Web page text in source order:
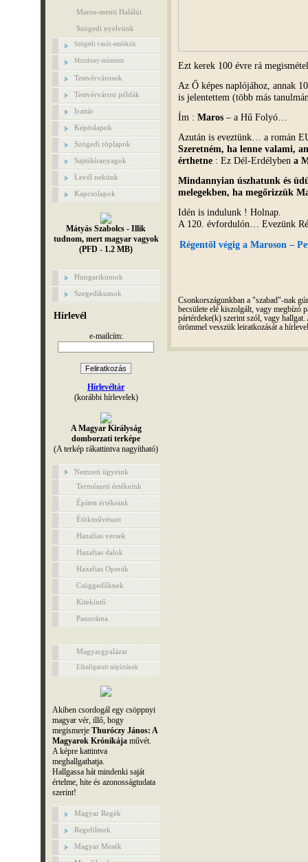
Maros-menti Halálút
Szögedi nyelvünk
Szögedi vasút-emlékök
Mozdony-múzeum
Testvérvárosok
Testvérvárosi példák
Irattár
Képöslapok
Szögedi röplapok
Sajtóhíranyagok
Levél nekünk
Kapcsolapok
Mátyás Szabolcs - Illik
tudnom, mert magyar vagyok
(PFD - 1.2 MB)
Hungarikumok
Szegedikumok
Hírlevél
e-mailcím:
Hírlevéltár
(korábbi hírlevelek)
A Magyar Királyság
domborzati terképe
(A terkép rákattintva nagyítható)
Nemzeti ügyeink
Természeti értékeink
Épített értékeink
Étökművészet
Hazafias versek
Hazafias dalok
Hazafias Operák
Csüggedőknek
Kitekintő
Panoráma
Magyargyalázat
Elhallgatott népírtások
Akiben csordogál egy csöppnyi
magyar vér, illő, hogy
megismerje Thuróczy János: A
Magyarok Krónikájaművét.
A képre kattintva
meghallgathatja.
Hallgassa hát mindenki saját
értelme, hite és azonosságtudata
szerint!
Magyar Regék
Regefilmek
Magyar Mesék
Ezt kerek 100 évre rá
Az Ő képes naplójához, annak
is jelentettem (több más
Ím : Maros– a Hű Folyó…
Azután is eveztünk… a román
Szeretném, ha lenne valami,
érthetne: Ez Dél-Erdélyben a
Mindannyian úszhatunk és
melegekben, ha megőrizzük
Idén is indulunk ! Holnap.
A 120. évfordulón… Evezünk
Régentől végig a Maroson –
Csonkországunkban a "szabad"-nak
becsülete elé kiszolgált, vagy megbízó
pártérdeke(k) szerint szól, vagy
örömmel vesszük leiratkozását a